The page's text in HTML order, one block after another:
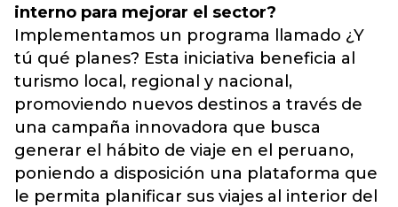
interno para mejorar el sector?
Implementamos un programa llamado ¿Y
tú qué planes? Esta iniciativa beneficia al
turismo local, regional y nacional,
promoviendo nuevos destinos a través de
una campaña innovadora que busca
generar el hábito de viaje en el peruano,
poniendo a disposición una plataforma que
le permita planificar sus viajes al interior del